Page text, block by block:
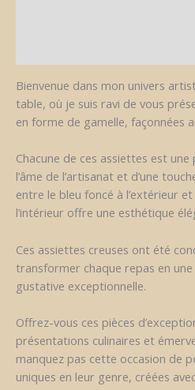
Bienvenue dans mon univers
table, où je suis ravi de vous
en forme de gamelle, façonnées
Chacune de ces assiettes est
l’âme de l’artisanat et d’une
entre le bleu foncé à l’extérieur
l’intérieur offre une esthétique
Ces assiettes creuses ont été
transformer chaque repas en
gustative exceptionnelle.
Offrez-vous ces pièces
présentations culinaires et
manquez pas cette occasion de
uniques en leur genre, créées